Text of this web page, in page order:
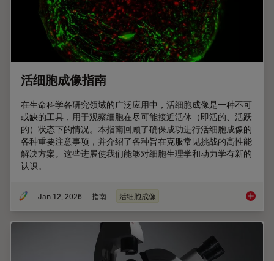
活细胞成像指南
在生命科学各研究领域的广泛应用中，活细胞成像是一种不可
或缺的工具，用于观察细胞在尽可能接近活体（即活的、活跃
的）状态下的情况。本指南回顾了确保成功进行活细胞成像的
各种重要注意事项，并介绍了各种旨在克服常见挑战的高性能
解决方案。这些进展使我们能够对细胞生理学和动力学有新的
认识。
Jan 12, 2026 指南 活细胞成像 活细胞